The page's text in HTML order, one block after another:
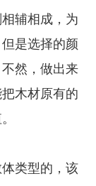
辅相成，为
是选择的颜
然，做出来
木材原有的
类型的，该